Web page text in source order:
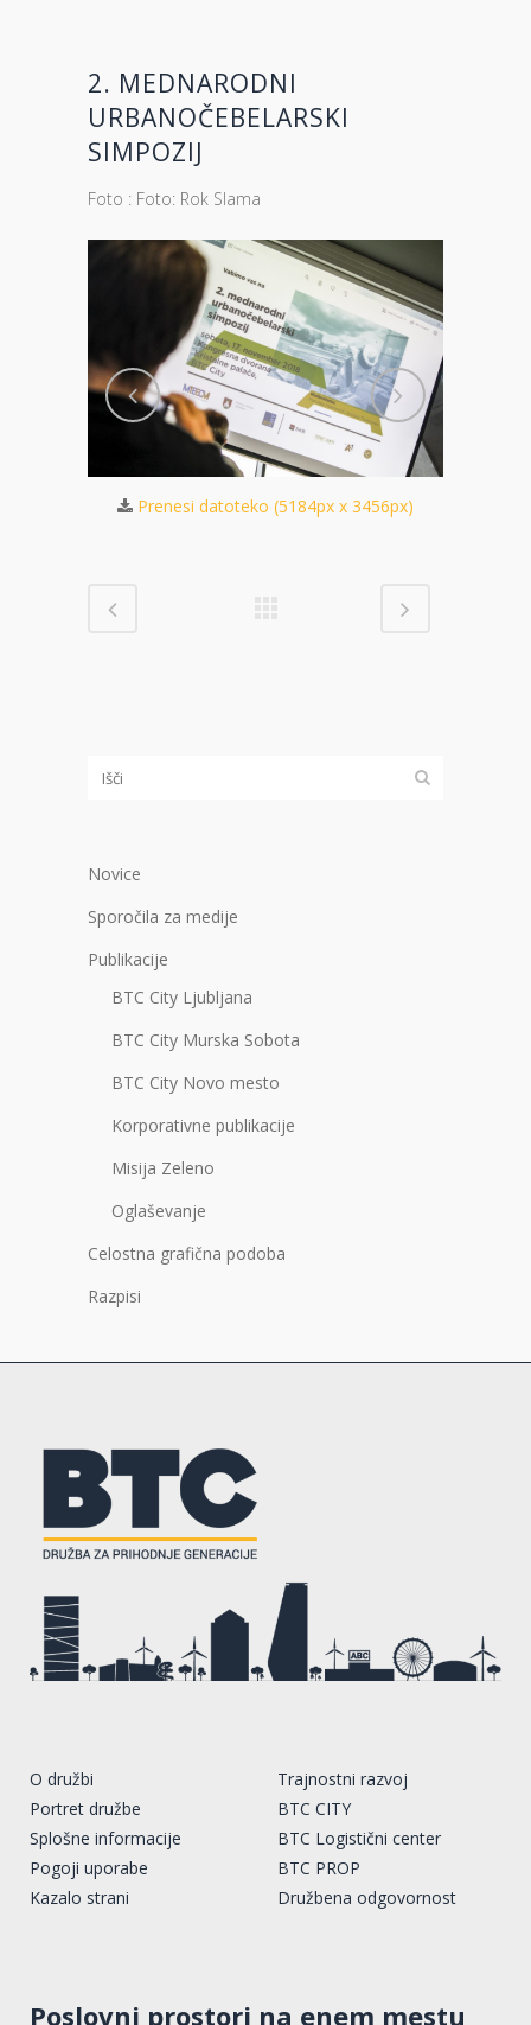
2. MEDNARODNI
URBANOČEBELARSKI
SIMPOZIJ
Foto : Foto: Rok Slama
Prenesi datoteko (5184px x 3456px)
Novice
Sporočila za medije
Publikacije
BTC City Ljubljana
BTC City Murska Sobota
BTC City Novo mesto
Korporativne publikacije
Misija Zeleno
Oglaševanje
Celostna grafična podoba
Razpisi
O družbi
Portret družbe
Splošne informacije
Pogoji uporabe
Kazalo strani
Trajnostni razvoj
BTC CITY
BTC Logistični center
BTC PROP
Družbena odgovornost
Poslovni prostori na enem mestu